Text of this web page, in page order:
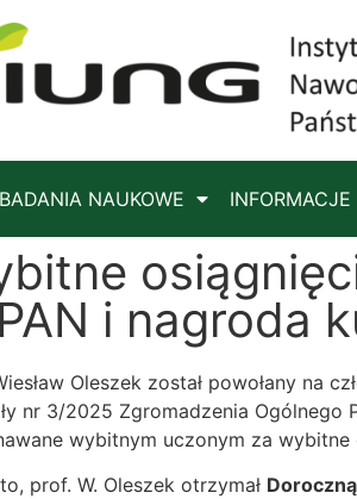
BADANIA NAUKOWE INFORMACJE
i nagroda
Oleszek został powołany na
nr 3/2025 Zgromadzenia
wybitnym uczonym za wybitne
prof. W. Oleszek otrzymał